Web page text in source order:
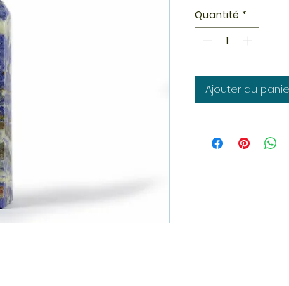
Quantité *
Ajouter au